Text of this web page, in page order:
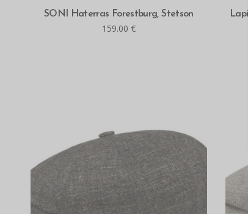
MITMEID VALIKUID
SONI Haterras Forestburg, Stetson
159.00 €